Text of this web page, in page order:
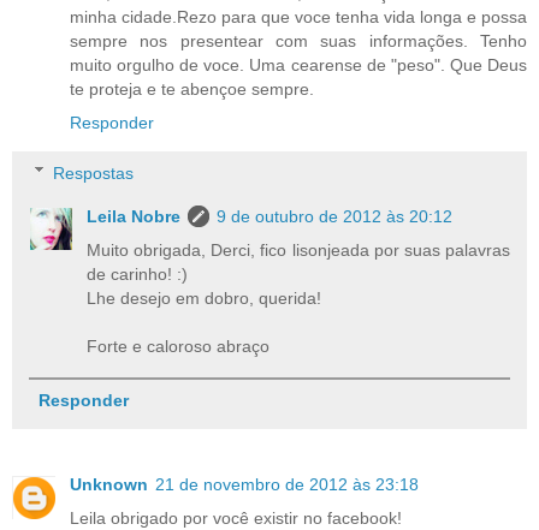
minha cidade.Rezo para que voce tenha vida longa e possa
sempre nos presentear com suas informações. Tenho
muito orgulho de voce. Uma cearense de "peso". Que Deus
te proteja e te abençoe sempre.
Responder
Respostas
Leila Nobre
9 de outubro de 2012 às 20:12
Muito obrigada, Derci, fico lisonjeada por suas palavras
de carinho! :)
Lhe desejo em dobro, querida!
Forte e caloroso abraço
Responder
Unknown 21 de novembro de 2012 às 23:18
Leila obrigado por você existir no facebook!